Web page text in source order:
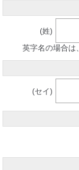
(姓)
英字名の場合は
(セイ)